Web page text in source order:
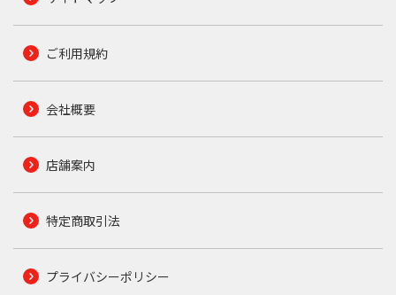
ご利用規約
会社概要
店舗案内
特定商取引法
プライバシーポリシー